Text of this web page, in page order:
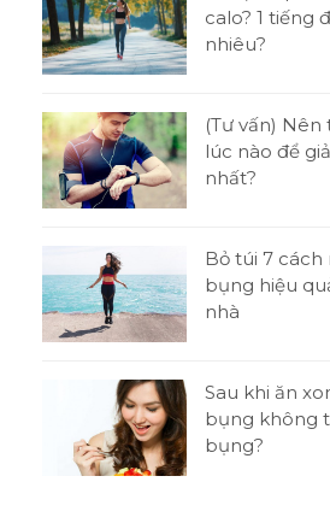
calo? 1 tiếng
nhiêu?
(Tư vấn)
lúc nào để
nhất?
Bỏ túi 7
bụng hiệu
nhà
Sau khi ăn
bụng không
bụng?